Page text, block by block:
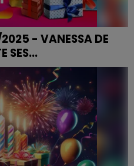
2025 - VANESSA DE
SES...